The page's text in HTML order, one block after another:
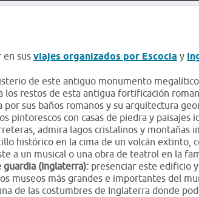
en sus viajes organizados por Escocia y
de este antiguo monumento megalítico.
los restos de esta antigua fortificación
por sus baños romanos y su arquitectura
pintorescos con casas de piedra y paisajes
admira lagos cristalinos y montañas
histórico en la cima de un volcán extinto,
a un musical o una obra de teatrol en la
guardia (Inglaterra): presenciar este edificio
museos más grandes e importantes del
de las costumbres de Inglaterra donde